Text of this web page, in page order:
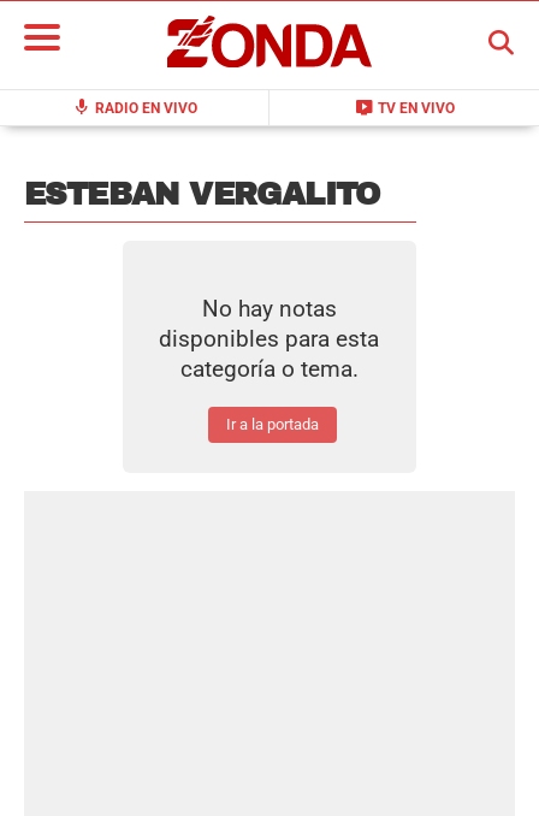
mic RADIO EN VIVO live_tv TV EN VIVO
BUSCAR
ESTEBAN VERGALITO
No hay notas
disponibles para esta
categoría o tema.
Ir a la portada